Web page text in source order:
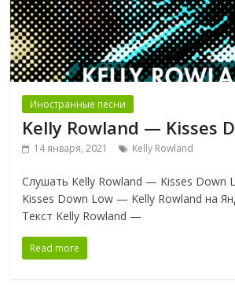
Иностранные песни
Kelly Rowland — Kisses
14 января, 2021 Kelly Rowland
Слушать Kelly Rowland — Kisses Down
Kisses Down Low — Kelly Rowland на
Текст Kelly Rowland —
Read more